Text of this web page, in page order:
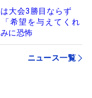
は大会3勝目ならず
希望を与えてくれ
に恐怖
ニュース一覧